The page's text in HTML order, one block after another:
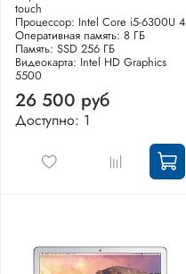
touch
Процессор: Intel Core i5-6300U 4
Оперативная память: 8 ГБ
Память: SSD 256 ГБ
Видеокарта: Intel HD Graphics
5500
26 500 руб
Доступно: 1